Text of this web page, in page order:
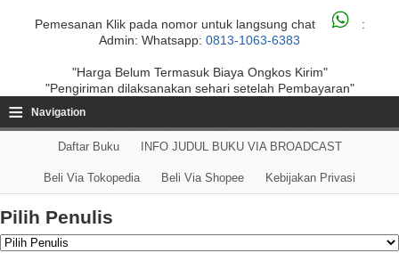
Pemesanan Klik pada nomor untuk langsung chat
:
Admin: Whatsapp: 0813-1063-6383
"Harga Belum Termasuk Biaya Ongkos Kirim"
"Pengiriman dilaksanakan sehari setelah Pembayaran"
≡ Navigation
Daftar Buku INFO JUDUL BUKU VIA BROADCAST
Beli Via Tokopedia Beli Via Shopee Kebijakan Privasi
Pilih Penulis